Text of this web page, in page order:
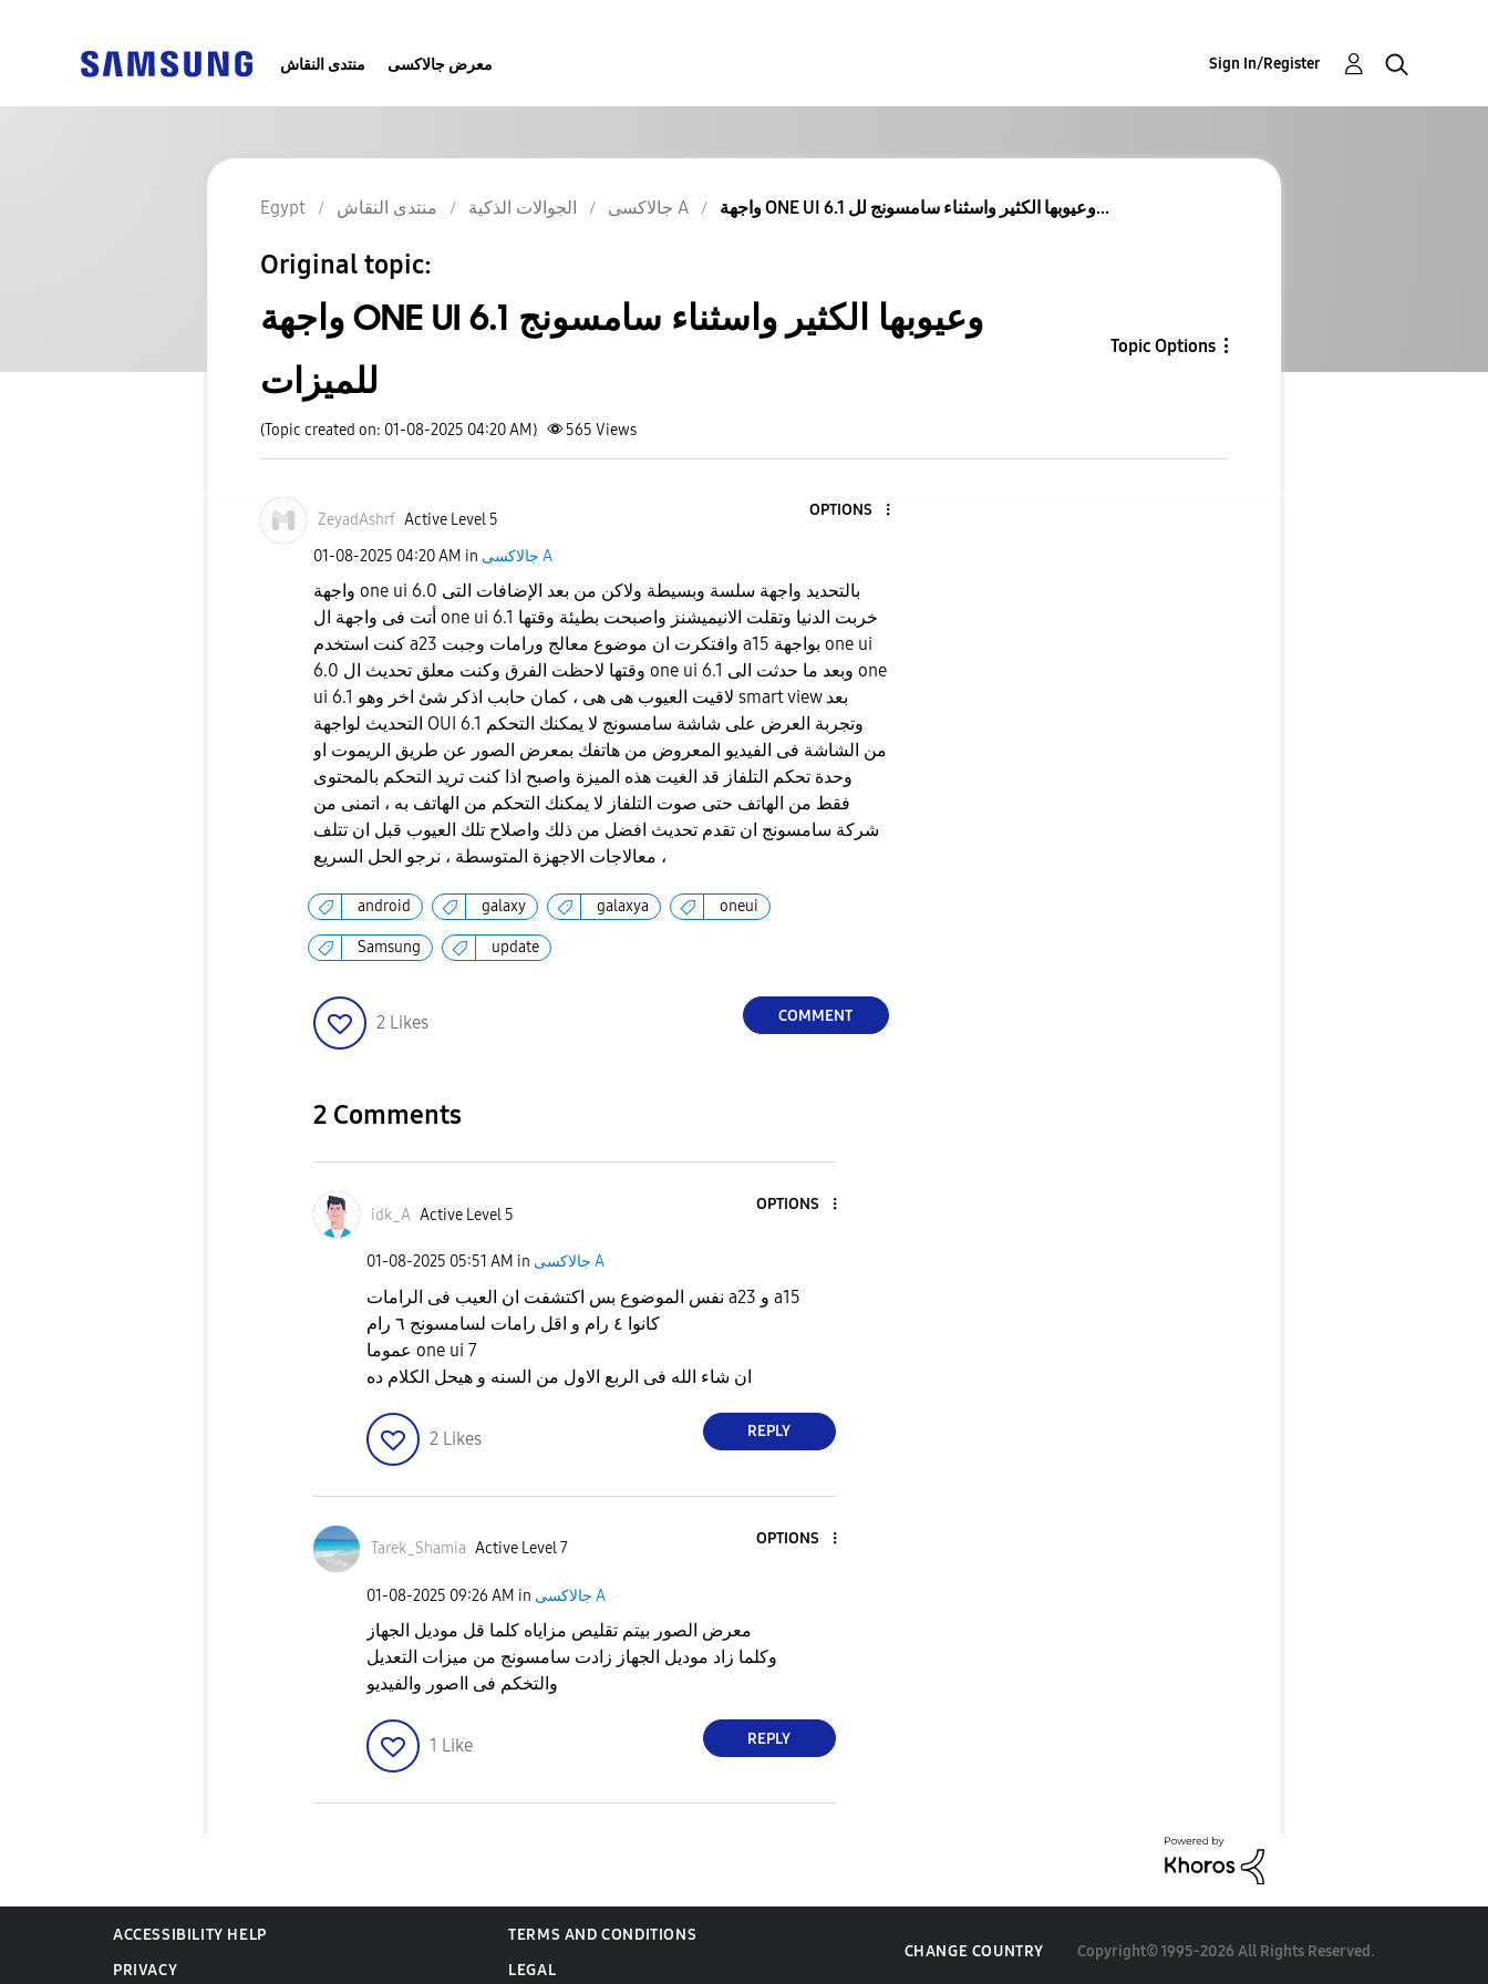
منتدى النقاش معرض جالاكسى Sign In/Register
Egypt منتدى النقاش الجوالات الذكية جالاكسى A واجهة ONE UI 6.1 وعيوبها الكثير واسثناء سامسونج لل...
Original topic:
واجهة ONE UI 6.1 وعيوبها الكثير واسثناء سامسونج
للميزات
Topic Options
(Topic created on: 01-08-2025 04:20 AM) 565 Views
ZeyadAshrf Active Level 5
OPTIONS
‎01-08-2025 04:20 AM in جالاكسى A
واجهة one ui 6.0 بالتحديد واجهة سلسة وبسيطة ولاكن من بعد الإضافات التى
أتت فى واجهة ال one ui 6.1 خربت الدنيا وتقلت الانيميشنز واصبحت بطيئة وقتها
كنت استخدم a23 وافتكرت ان موضوع معالج ورامات وجبت a15 بواجهة one ui
6.0 وقتها لاحظت الفرق وكنت معلق تحديث ال one ui 6.1 وبعد ما حدثت الى one
ui 6.1 لاقيت العيوب هى هى ، كمان حابب اذكر شئ اخر وهو smart view بعد
التحديث لواجهة OUI 6.1 وتجربة العرض على شاشة سامسونج لا يمكنك التحكم
من الشاشة فى الفيديو المعروض من هاتفك بمعرض الصور عن طريق الريموت او
وحدة تحكم التلفاز قد الغيت هذه الميزة واصبح اذا كنت تريد التحكم بالمحتوى
فقط من الهاتف حتى صوت التلفاز لا يمكنك التحكم من الهاتف به ، اتمنى من
شركة سامسونج ان تقدم تحديث افضل من ذلك واصلاح تلك العيوب قبل ان تتلف
معالاجات الاجهزة المتوسطة ، نرجو الحل السريع ،
android galaxy galaxya oneui
Samsung update
2 Likes COMMENT
2 Comments
idk_A Active Level 5
OPTIONS
‎01-08-2025 05:51 AM in جالاكسى A
نفس الموضوع بس اكتشفت ان العيب فى الرامات a23 و a15
كانوا ٤ رام و اقل رامات لسامسونج ٦ رام
عموما one ui 7
ان شاء الله فى الربع الاول من السنه و هيحل الكلام ده
2 Likes REPLY
Tarek_Shamia Active Level 7
OPTIONS
‎01-08-2025 09:26 AM in جالاكسى A
معرض الصور بيتم تقليص مزاياه كلما قل موديل الجهاز
وكلما زاد موديل الجهاز زادت سامسونج من ميزات التعديل
والتخكم فى ااصور والفيديو
1 Like REPLY
ACCESSIBILITY HELP
TERMS AND CONDITIONS
PRIVACY
LEGAL
CHANGE COUNTRY Copyright© 1995-2026 All Rights Reserved.